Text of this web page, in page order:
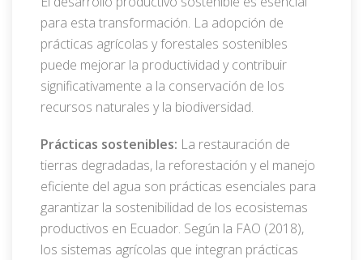
para esta transformación. La adopción de
prácticas agrícolas y forestales sostenibles
puede mejorar la productividad y contribuir
significativamente a la conservación de los
recursos naturales y la biodiversidad.
Prácticas sostenibles: La restauración de
tierras degradadas, la reforestación y el manejo
eficiente del agua son prácticas esenciales para
garantizar la sostenibilidad de los ecosistemas
productivos en Ecuador. Según la FAO (2018),
los sistemas agrícolas que integran prácticas